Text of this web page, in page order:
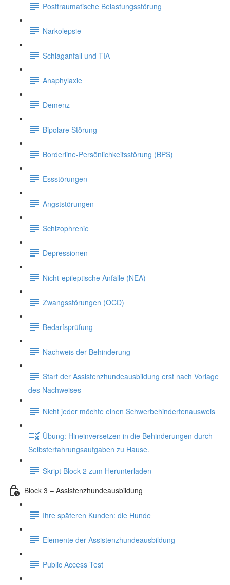
Posttraumatische Belastungsstörung
Narkolepsie
Schlaganfall und TIA
Anaphylaxie
Demenz
Bipolare Störung
Borderline-Persönlichkeitsstörung (BPS)
Essstörungen
Angststörungen
Schizophrenie
Depressionen
Nicht-epileptische Anfälle (NEA)
Zwangsstörungen (OCD)
Bedarfsprüfung
Nachweis der Behinderung
Start der Assistenzhundeausbildung erst nach Vorlage
des Nachweises
Nicht jeder möchte einen Schwerbehindertenausweis
Übung: Hineinversetzen in die Behinderungen durch
Selbsterfahrungsaufgaben zu Hause.
Skript Block 2 zum Herunterladen
Block 3 – Assistenzhundeausbildung
Ihre späteren Kunden: die Hunde
Elemente der Assistenzhundeausbildung
Public Access Test